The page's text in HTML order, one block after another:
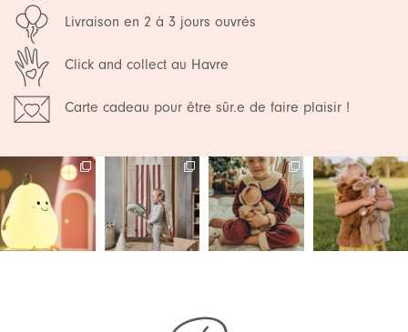
Livraison en 2 à 3 jours ouvrés
Click and collect au Havre
Carte cadeau pour être sûr.e de faire plaisir !